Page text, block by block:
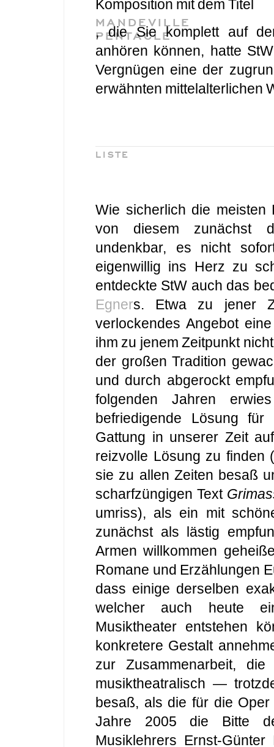
Komposition mit dem Titel
MANDEVILLE
PENTACLE
, die Sie komplett auf
anhören können, hatte
Vergnügen eine der
erwähnten mittelalterlichen
LISTE
Wie sicherlich die meisten
von diesem zunächst
undenkbar, es nicht
eigenwillig ins Herz zu
entdeckte StW auch das
Egners. Etwa zu jener
verlockendes Angebot
ihm zu jenem Zeitpunkt
der großen Tradition
und durch abgerockt
folgenden Jahren
befriedigende Lösung
Gattung in unserer Zeit
reizvolle Lösung zu finden
sie zu allen Zeiten besaß
scharfzüngigen Text
umriss), als ein mit
zunächst als lästig
Armen willkommen
Romane und Erzählungen
dass einige derselben
welcher auch heute
Musiktheater entstehen
konkretere Gestalt
zur Zusammenarbeit,
musiktheatralisch —
besaß, als die für die
Jahre 2005 die Bitte
Musiklehrers Ernst-